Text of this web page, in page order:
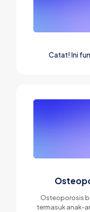
Catat! Ini
Osteoporosis
termasuk anak-